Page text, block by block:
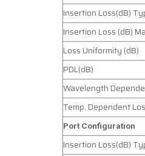
Insertion Loss(dB)
Insertion Loss (dB)
Loss Uniformity (dB)
PDL(dB)
Wavelength
Temp. Dependent
Port Configuration
Insertion Loss(dB)